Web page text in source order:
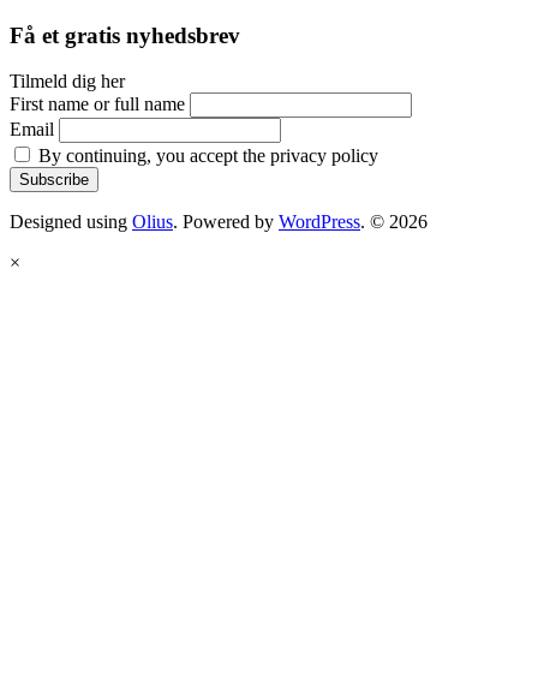
Få et gratis nyhedsbrev
Tilmeld dig her
First name or full name
Email
By continuing, you accept the privacy policy
Designed using Olius. Powered by WordPress. © 2026
×